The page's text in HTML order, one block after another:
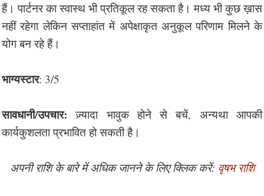
हैं। पार्टनर का स्वास्थ भी प्रतिकूल रह सकता है। मध्य भी कुछ ख़ास
नहीं रहेगा लेकिन सप्ताहांत में अपेक्षाकृत अनुकूल परिणाम मिलने के
योग बन रहे हैं।
भाग्यस्टार: 3/5
सावधानी/उपचार: ज़्यादा भावुक होने से बचें, अन्यथा आपकी
कार्यकुशलता प्रभावित हो सकती है।
अपनी राशि के बारे में अधिक जानने के लिए क्लिक करें: वृषभ राशि